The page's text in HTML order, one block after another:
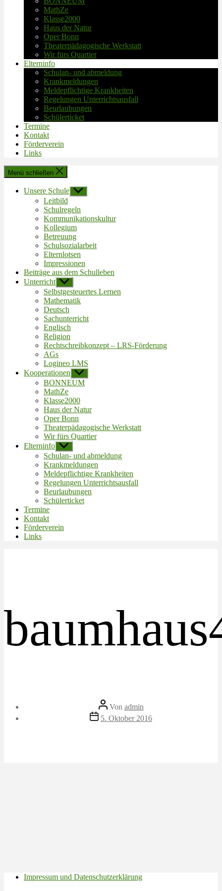
MathZe
Klasse2000
Haus der Natur
Oper Bonn
Theaterpädagogische Werkstatt
Wir fürs Quartier
Elterninfo
Schulan- und abmeldung
Krankmeldungen
Meldepflichtige Krankheiten
Regelungen Unterrichtsausfall
Beurlaubungen
Schülerticket
Termine
Kontakt
Förderverein
Links
Menü schließen
Unsere Schule Untermenü
anzeigen
Leitbild
Schulregeln
Kommunikationskultur
Kollegium
Betreuung
Schulsozialarbeit
Elternlotsen
Impressionen
Beiträge aus dem Schulleben
Unterricht Untermenü
anzeigen
Selbstgesteuertes Lernen
Mathematik
Deutsch
Sachunterricht
Englisch
Religion
Rechtschreibkonzept – LRS-Förderung
AGs
Logineo LMS
Kooperationen Untermenü
anzeigen
BONNEUM
MathZe
Klasse2000
Haus der Natur
Oper Bonn
Theaterpädagogische Werkstatt
Wir fürs Quartier
Elterninfo Untermenü
anzeigen
Schulan- und abmeldung
Krankmeldungen
Meldepflichtige Krankheiten
Regelungen Unterrichtsausfall
Beurlaubungen
Schülerticket
Termine
Kontakt
Förderverein
Links
Beitragsautor
Von admin
Veröffentlichungsdatum
5. Oktober 2016
Impressum und Datenschutzerklärung